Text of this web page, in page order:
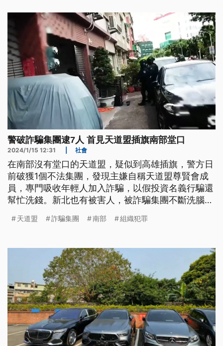
警破詐騙集團逮7人 首見天道盟插旗南部堂口
2024/1/15 12:31 社會
在南部沒有堂口的天道盟，疑似到高雄插旗，警方日
前破獲1個不法集團，發現主嫌自稱天道盟尊賢會成
員，專門吸收年輕人加入詐騙，以假投資名義行騙還
幫忙洗錢。新北也有被害人，被詐騙集團不斷洗腦，
變現。
天道盟 詐騙集團 南部 組織犯罪